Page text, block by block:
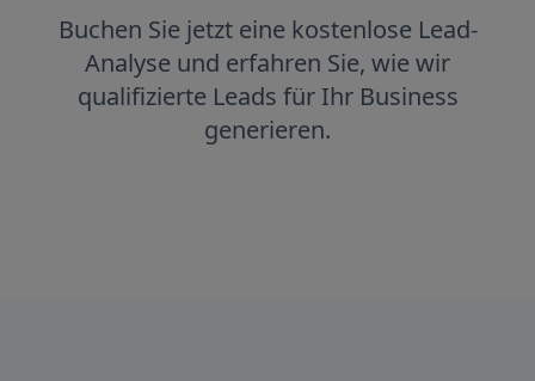
Buchen Sie jetzt eine kostenlose Lead-
Analyse und erfahren Sie, wie wir
qualifizierte Leads für Ihr Business
generieren.